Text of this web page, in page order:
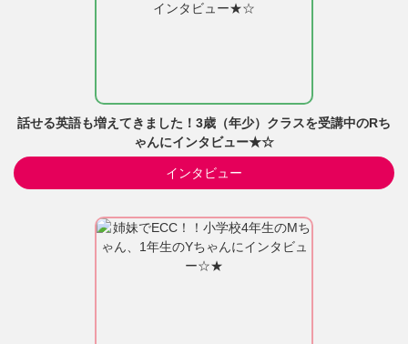
話せる英語も増えてきました！3歳（年少）クラスを受講中のRち
ゃんにインタビュー★☆
インタビュー